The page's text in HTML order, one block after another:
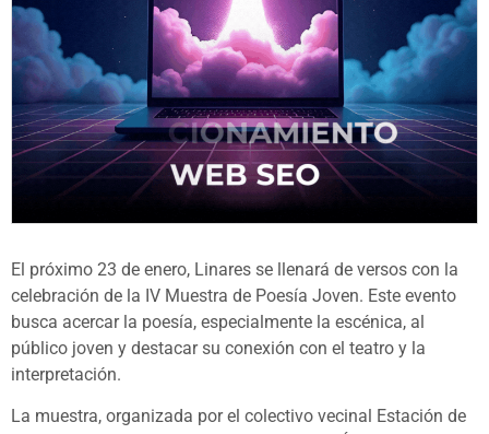
El próximo 23 de enero, Linares se llenará de versos con la
celebración de la IV Muestra de Poesía Joven. Este evento
busca acercar la poesía, especialmente la escénica, al
público joven y destacar su conexión con el teatro y la
interpretación.
La muestra, organizada por el colectivo vecinal Estación de